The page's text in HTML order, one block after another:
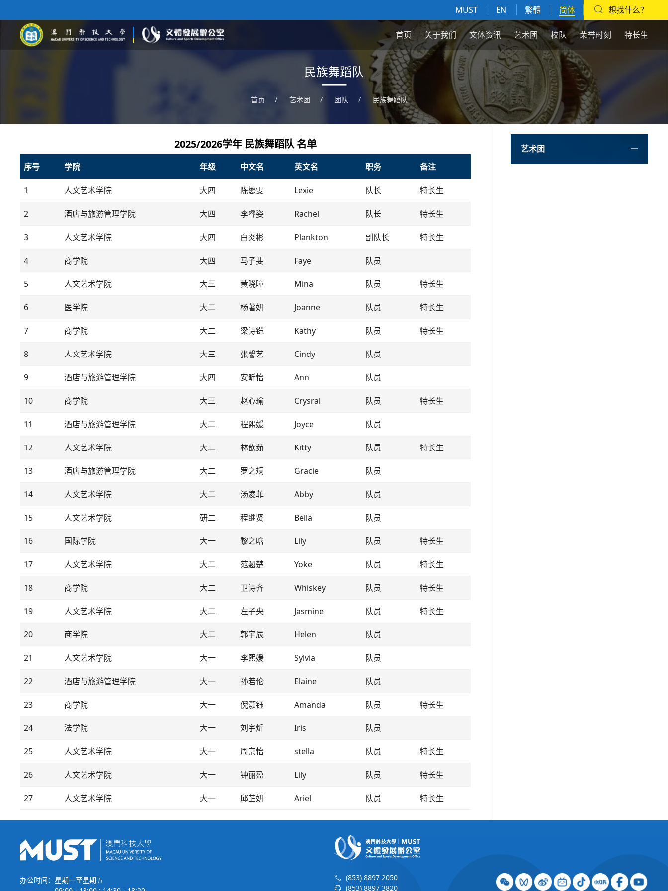
MUST EN 繁體 简体 想找什么？
首页 关于我们 文体资讯 艺术团 校队 荣誉时刻 特长生
民族舞蹈队
首页 / 艺术团 / 团队 / 民族舞蹈队
2025/2026学年 民族舞蹈队 名单
序号 学院 年级 中文名 英文名 职务 备注
1 人文艺术学院 大四 陈懋雯 Lexie 队长 特长生
2 酒店与旅游管理学院 大四 李睿姿 Rachel 队长 特长生
3 人文艺术学院 大四 白炎彬 Plankton 副队长 特长生
4 商学院 大四 马子斐 Faye 队员
5 人文艺术学院 大三 黄晓曈 Mina 队员 特长生
6 医学院 大二 杨著妍 Joanne 队员 特长生
7 商学院 大二 梁诗铠 Kathy 队员 特长生
8 人文艺术学院 大三 张馨艺 Cindy 队员
9 酒店与旅游管理学院 大四 安昕怡 Ann 队员
10 商学院 大三 赵心瑜 Crysral 队员 特长生
11 酒店与旅游管理学院 大二 程熙媛 Joyce 队员
12 人文艺术学院 大二 林歆茹 Kitty 队员 特长生
13 酒店与旅游管理学院 大二 罗之斓 Gracie 队员
14 人文艺术学院 大二 汤凌菲 Abby 队员
15 人文艺术学院 研二 程继贤 Bella 队员
16 国际学院 大一 黎之晗 Lily 队员 特长生
17 人文艺术学院 大二 范翘楚 Yoke 队员 特长生
18 商学院 大二 卫诗齐 Whiskey 队员 特长生
19 人文艺术学院 大二 左子央 Jasmine 队员 特长生
20 商学院 大二 郭宇辰 Helen 队员
21 人文艺术学院 大一 李熙媛 Sylvia 队员
22 酒店与旅游管理学院 大一 孙若伦 Elaine 队员
23 商学院 大一 倪灏钰 Amanda 队员 特长生
24 法学院 大一 刘宇炘 Iris 队员
25 人文艺术学院 大一 周京怡 stella 队员 特长生
26 人文艺术学院 大一 钟丽盈 Lily 队员 特长生
27 人文艺术学院 大一 邱芷妍 Ariel 队员 特长生
艺术团
办公时间： 星期一至星期五
(853) 8897 2050
(853) 8897 3820